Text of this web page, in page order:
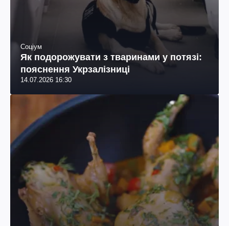
Соціум
Як подорожувати з тваринами у потязі:
пояснення Укрзалізниці
14.07.2026 16:30